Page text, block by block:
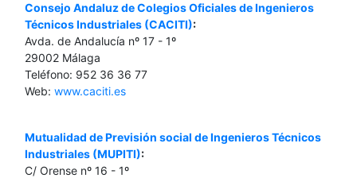
Consejo Andaluz de Colegios Oficiales de Ingenieros
Técnicos Industriales (CACITI):
Avda. de Andalucía nº 17 - 1º
29002 Málaga
Teléfono: 952 36 36 77
Web: www.caciti.es
Mutualidad de Previsión social de Ingenieros Técnicos
Industriales (MUPITI):
C/ Orense nº 16 - 1º